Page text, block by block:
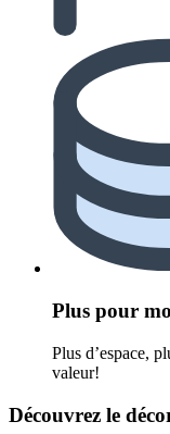
Plus pour
Plus d’espace,
valeur!
Découvrez le